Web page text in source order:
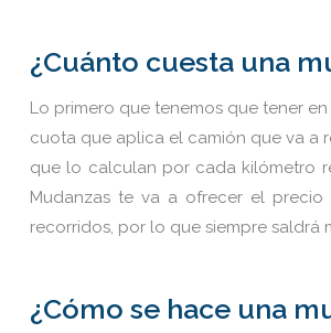
¿Cuánto cuesta una
Lo primero que tenemos que tener
cuota que aplica el camión que va a
que lo calculan por cada kilómetro
Mudanzas te va a ofrecer el
recorridos, por lo que siempre saldrá
¿Cómo se hace una